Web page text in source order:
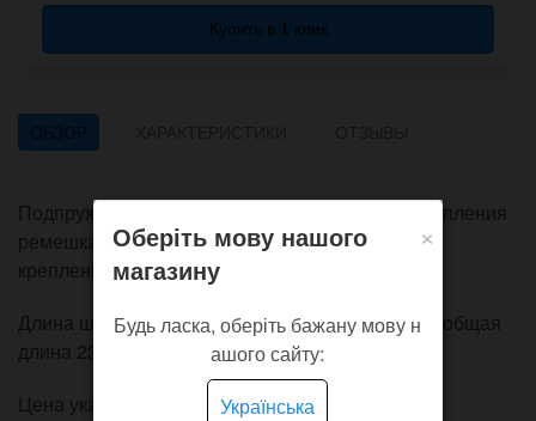
Купить в 1 клик
ОБЗОР
Подпружиненные шпильки с фланцами для крепления
ремешка на классические часы. Подходят для
креплений 20 мм, имеют толщину около 1,5 мм.
Длина шпильки без фланцевых деталей 17 мм, общая
длина 23 мм.
Цена указана за комплект в 4 штуки.
×
Оберіть мову нашого
магазину
Будь ласка, оберіть бажану мову н
ашого сайту:
Українська